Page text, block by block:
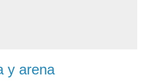
y arena